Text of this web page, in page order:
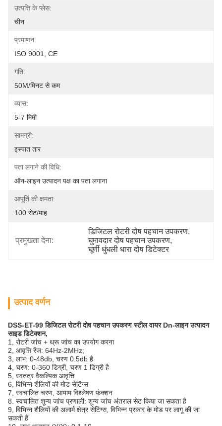
उत्पत्ति के प्लेस:
चीन
प्रमाणन:
ISO 9001, CE
गति:
50M/मिनट से कम
व्यास:
5-7 मिमी
सामग्री:
इस्पात तार
पता लगाने की विधि:
ऑन-लाइन उत्पादन पक्ष का पता लगाना
आपूर्ति की क्षमता:
100 सेट/माह
प्रमुखता देना:
डिजिटल रोटरी दोष पहचान उपकरण,
घुमावदार दोष पहचान उपकरण,
घूर्णी धुंधली धारा दोष डिटेक्टर
उत्पाद वर्णन
DSS-ET-99 डिजिटल रोटरी दोष पहचान उपकरण स्टील वायर Dn-लाइन उत्पादन
साइड डिटेक्शन,
1, रोटरी जांच + थ्रू जांच का उपयोग करना
2, आवृत्ति रेंज: 64Hz-2MHz;
3, लाभ: 0-48db, चरण 0.5db है
4, चरण: 0-360 डिग्री, चरण 1 डिग्री है
5, स्वतंत्र वैकल्पिक आवृत्ति
6, विभिन्न शैलियों की मोड सेटिंग्स
7, स्वचालित चरण, आयाम विश्लेषण फ़ंक्शन
8. स्वचालित शून्य जांच प्रणाली: शून्य जांच अंतराल सेट किया जा सकता है
9, विभिन्न शैलियों की अलार्म क्षेत्र सेटिंग्स, विभिन्न प्रकार के मोड पर लागू की जा
सकती हैं